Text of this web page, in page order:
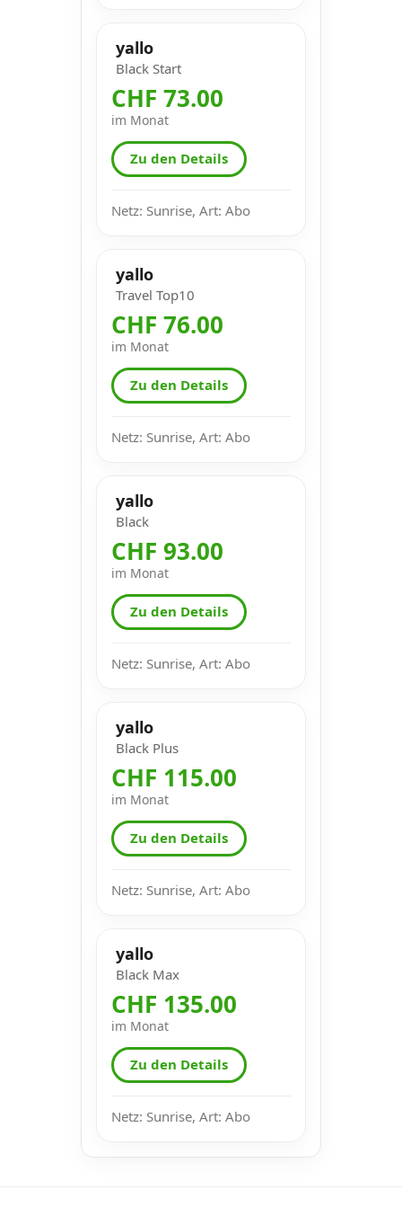
yallo
Black Start
CHF 73.00
im Monat
Zu den Details
Netz: Sunrise, Art: Abo
yallo
Travel Top10
CHF 76.00
im Monat
Zu den Details
Netz: Sunrise, Art: Abo
yallo
Black
CHF 93.00
im Monat
Zu den Details
Netz: Sunrise, Art: Abo
yallo
Black Plus
CHF 115.00
im Monat
Zu den Details
Netz: Sunrise, Art: Abo
yallo
Black Max
CHF 135.00
im Monat
Zu den Details
Netz: Sunrise, Art: Abo